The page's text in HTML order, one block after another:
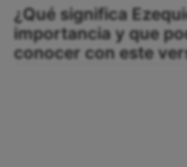
¿Qué significa
importancia y que
conocer con este